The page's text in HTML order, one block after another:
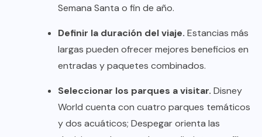
Semana Santa o fin de año.
Definir la duración del viaje. Estancias más
largas pueden ofrecer mejores beneficios en
entradas y paquetes combinados.
Seleccionar los parques a visitar. Disney
World cuenta con cuatro parques temáticos
y dos acuáticos; Despegar orienta las